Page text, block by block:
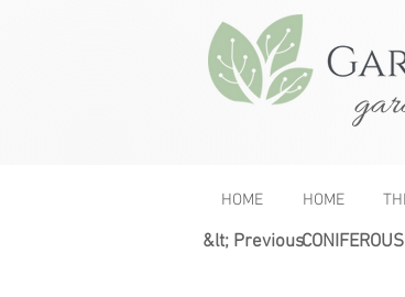
HOME HOME
&lt; Previous